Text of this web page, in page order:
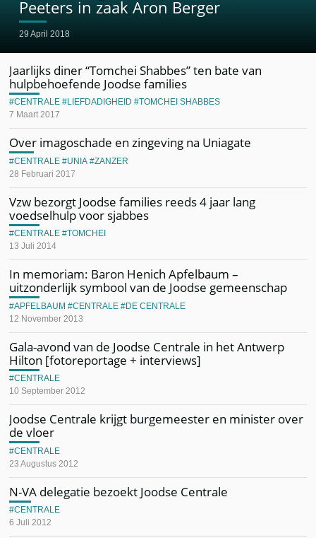
Peeters in zaak Aron Berger
29 April 2018
Jaarlijks diner “Tomchei Shabbes” ten bate van
hulpbehoefende Joodse families
7 Maart 2017
CENTRALE LIEFDADIGHEID TOMCHEI SHABBES
Over imagoschade en zingeving na Uniagate
28 Februari 2017
CENTRALE UNIA ZANZER
Vzw bezorgt Joodse families reeds 4 jaar lang
voedselhulp voor sjabbes
13 Juli 2014
CENTRALE TOMCHEI
In memoriam: Baron Henich Apfelbaum –
uitzonderlijk symbool van de Joodse gemeenschap
12 November 2013
APFELBAUM CENTRALE DE CENTRALE
Gala-avond van de Joodse Centrale in het Antwerp
Hilton [fotoreportage + interviews]
10 September 2012
CENTRALE
Joodse Centrale krijgt burgemeester en minister over
de vloer
23 Augustus 2012
CENTRALE
N-VA delegatie bezoekt Joodse Centrale
6 Juli 2012
CENTRALE